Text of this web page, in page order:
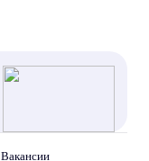
Вакансии